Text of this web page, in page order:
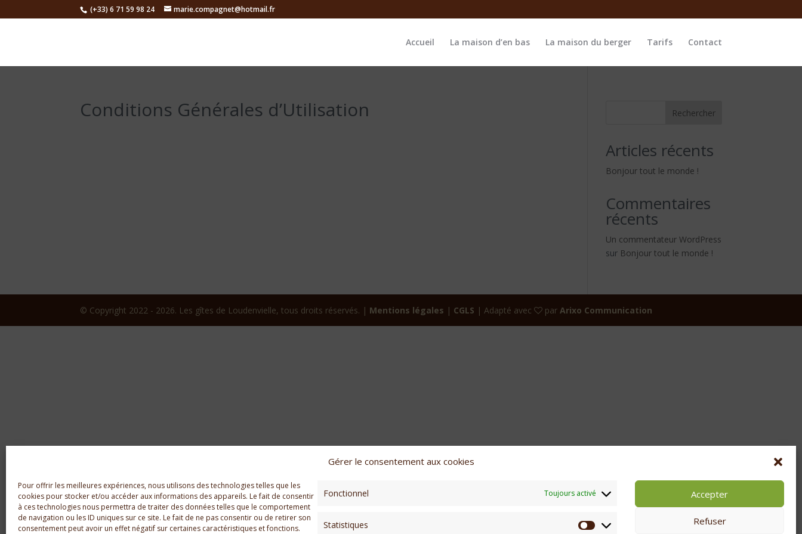
Gérer le consentement aux cookies
Pour offrir les meilleures expériences, nous utilisons des technologies telles que les
cookies pour stocker et/ou accéder aux informations des appareils. Le fait de consentir
à ces technologies nous permettra de traiter des données telles que le comportement
de navigation ou les ID uniques sur ce site. Le fait de ne pas consentir ou de retirer son
consentement peut avoir un effet négatif sur certaines caractéristiques et fonctions.
Fonctionnel Toujours activé
Statistiques
Statistiques
Accepter
Refuser
(+33) 6 71 59 98 24 marie.compagnet@hotmail.fr
Accueil La maison d’en bas La maison du berger Tarifs Contact
Conditions Générales d’Utilisation Rechercher
Articles récents
Bonjour tout le monde !
Commentaires
récents
Un commentateur WordPress
sur Bonjour tout le monde !
© Copyright 2022 - 2026. Les gîtes de Loudenvielle, tous droits réservés. | Mentions légales | CGLS | Adapté avec parArixo Communication